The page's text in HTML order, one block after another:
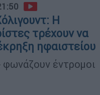
Η
τρέχουν να
ηφαιστείου
φωνάζουν έντρομοι